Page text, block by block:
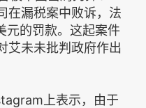
在漏税案中败诉，法
元的罚款。这起案件
艾未未批判政府作出
上表示，由于